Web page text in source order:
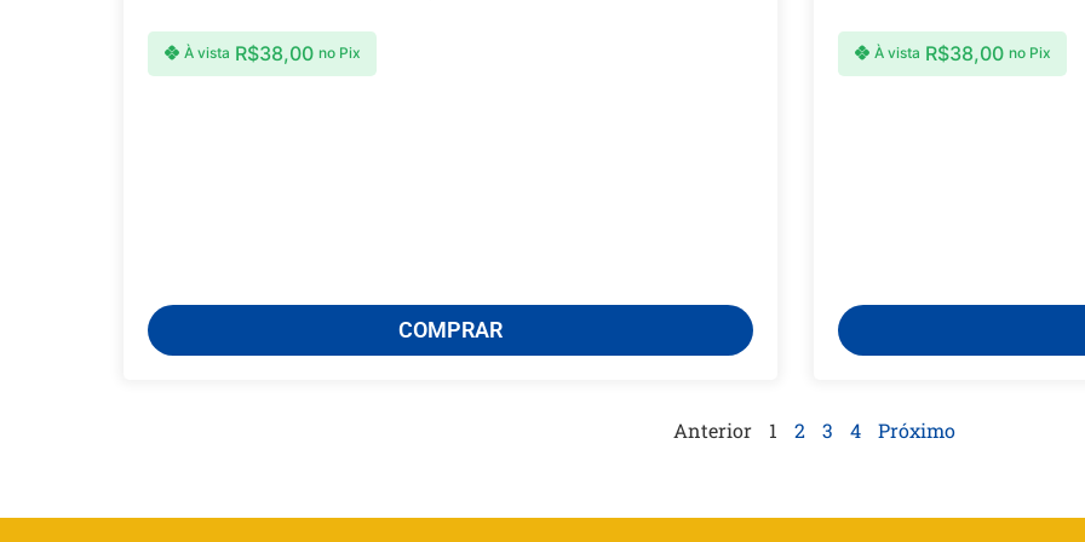
À vista R$38,00 no Pix
COMPRAR
À vista R$38,00 no Pix
Anterior 1 2 3 4 Próximo